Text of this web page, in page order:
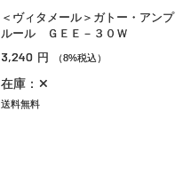
＜ヴィタメール＞ガトー・アンプ
ルール ＧＥＥ－３０Ｗ
3,240 円 （8%税込）
在庫：✕
送料無料